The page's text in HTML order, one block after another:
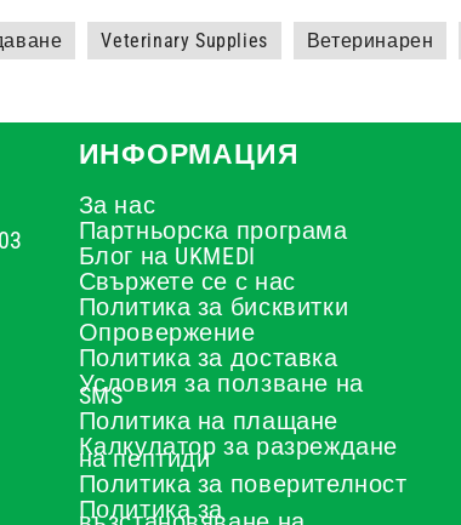
Veterinary Supplies Ветеринарен
ИНФОРМАЦИЯ
За нас
Партньорска програма
Блог на UKMEDI
Свържете се с нас
Политика за бисквитки
Опровержение
Политика за доставка
Условия за ползване на
SMS
Политика на плащане
Калкулатор за разреждане
на пептиди
Политика за поверителност
Политика за